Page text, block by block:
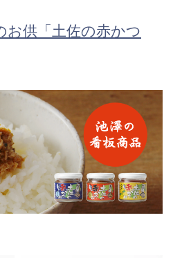
お供「土佐の赤かつ